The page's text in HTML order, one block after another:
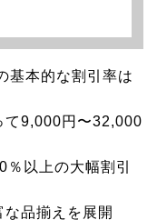
基本的な割引率は
て9,000円〜32,000
以上の大幅割引
品揃えを展開